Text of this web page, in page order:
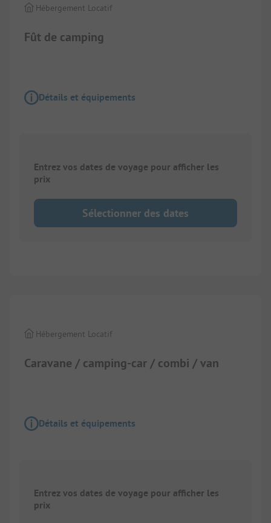
Fût de camping
Hébergement Locatif
Détails et équipements
Entrez vos dates de voyage pour afficher les
prix
Sélectionner des dates
Caravane / camping-car / combi / van
Hébergement Locatif
Détails et équipements
Entrez vos dates de voyage pour afficher les
prix